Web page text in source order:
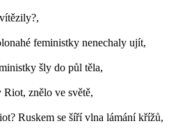
feministky nenechaly ujít,
šly do půl těla,
znělo ve světě,
Ruskem se šíří vlna lámání křížů,